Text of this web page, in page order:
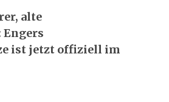
alte
Engers
ist jetzt offiziell im